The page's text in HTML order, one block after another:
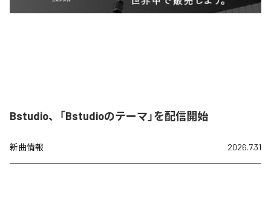
Bstudio、「Bstudioのテーマ」を配信開始
新曲情報 2026.7.31